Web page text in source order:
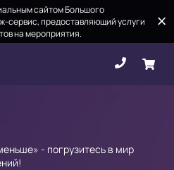
сайтом Большого
сервис, предоставляющий услуги
на мероприятия.
- погрузитесь в мир